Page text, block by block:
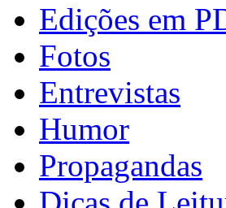
Edições em
Fotos
Entrevistas
Humor
Propagandas